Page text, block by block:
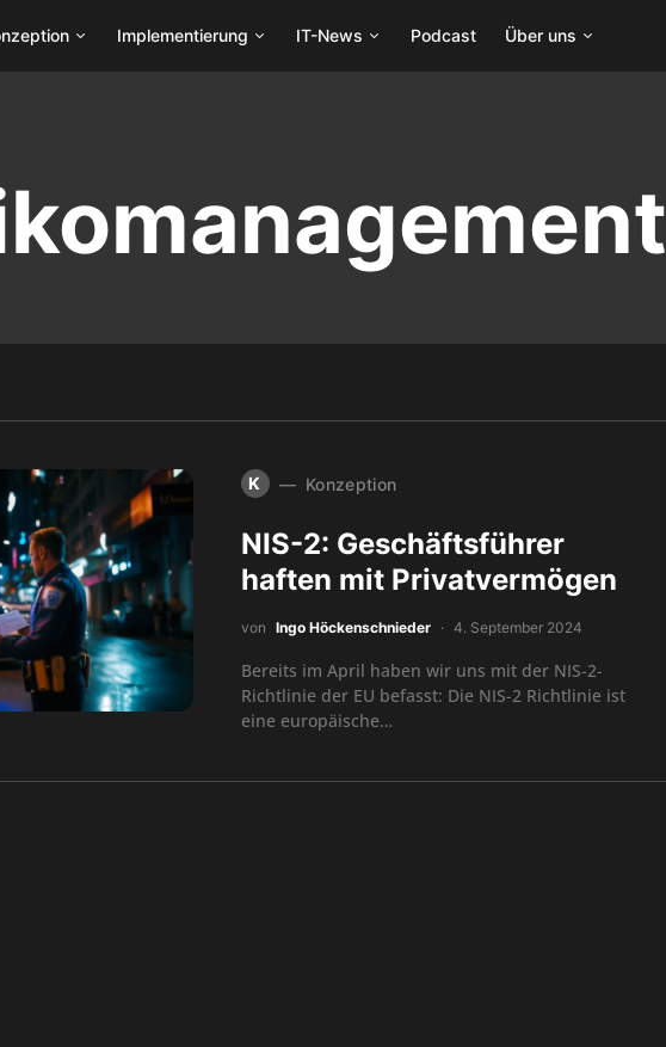
Implementierung IT-News Podcast Über uns
K Konzeption
NIS-2: Geschäftsführer
haften mit Privatvermögen
von Ingo Höckenschnieder 4. September 2024
Bereits im April haben wir uns mit der NIS-2-
Richtlinie der EU befasst: Die NIS-2 Richtlinie ist
eine europäische…